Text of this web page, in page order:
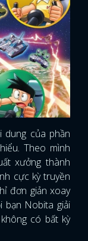
dung của phần
.Theo mình
xưởng thành
cực kỳ truyền
đơn giản xoay
bạn Nobita giải
có bất kỳ